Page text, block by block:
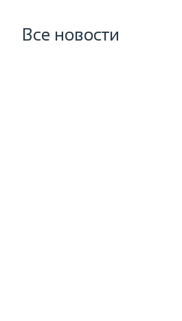
Все новости